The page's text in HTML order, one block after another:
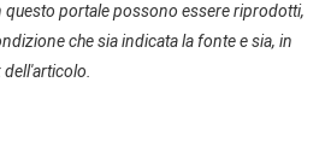
questo portale possono essere riprodotti,
che sia indicata la fonte e sia, in